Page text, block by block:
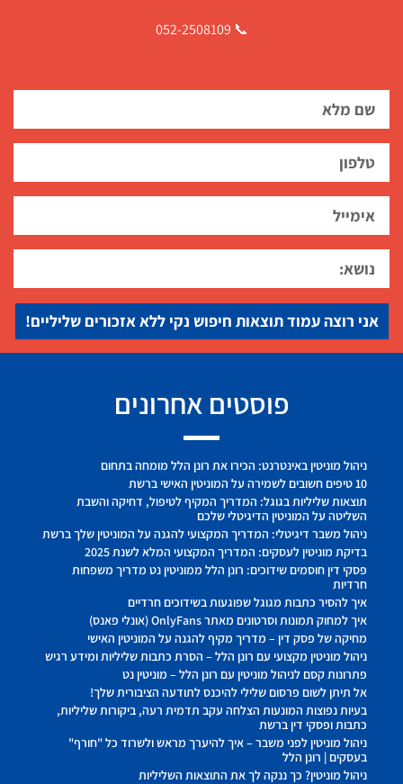
📞 052-2508109
אני רוצה עמוד תוצאות חיפוש נקי ללא אזכורים שליליים!
פוסטים אחרונים
ניהול מוניטין באינטרנט: הכירו את רונן הלל מומחה בתחום
10 טיפים חשובים לשמירה על המוניטין האישי ברשת
תוצאות שליליות בגוגל: המדריך המקיף לטיפול, דחיקה והשבת
השליטה על המוניטין הדיגיטלי שלכם
ניהול משבר דיגיטלי: המדריך המקצועי להגנה על המוניטין שלך ברשת
בדיקת מוניטין לעסקים: המדריך המקצועי המלא לשנת 2025
פסקי דין חוסמים שידוכים: רונן הלל ממוניטין נט מדריך משפחות
חרדיות
איך להסיר כתבות מגוגל שפוגעות בשידוכים חרדיים
איך למחוק תמונות וסרטונים מאתר OnlyFans (אונלי פאנס)
מחיקה של פסק דין – מדריך מקיף להגנה על המוניטין האישי
ניהול מוניטין מקצועי עם רונן הלל – הסרת כתבות שליליות ומידע רגיש
פתרונות קסם לניהול מוניטין עם רונן הלל – מוניטין נט
אל תיתן לשום פרסום שלילי להיכנס לתודעה הציבורית שלך!
בעיות נפוצות המונעות הצלחה עקב תדמית רעה, ביקורות שליליות,
כתבות ופסקי דין ברשת
ניהול מוניטין לפני משבר – איך להיערך מראש ולשרוד כל "חורף"
בעסקים | רונן הלל
ניהול מוניטין? כך ננקה לך את התוצאות השליליות